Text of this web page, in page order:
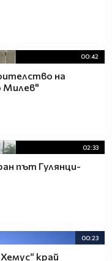
00:42
на
Милев"
02:33
път Гулянци-
00:23
край